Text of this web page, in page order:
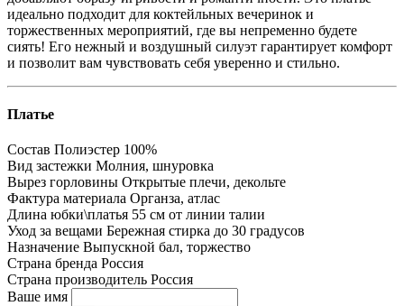
идеально подходит для коктейльных вечеринок и
торжественных мероприятий, где вы непременно будете
сиять! Его нежный и воздушный силуэт гарантирует комфорт
и позволит вам чувствовать себя уверенно и стильно.
Платье
Состав Полиэстер 100%
Вид застежки Молния, шнуровка
Вырез горловины Открытые плечи, декольте
Фактура материала Органза, атлас
Длина юбки\платья 55 см от линии талии
Уход за вещами Бережная стирка до 30 градусов
Назначение Выпускной бал, торжество
Страна бренда Россия
Страна производитель Россия
Ваше имя